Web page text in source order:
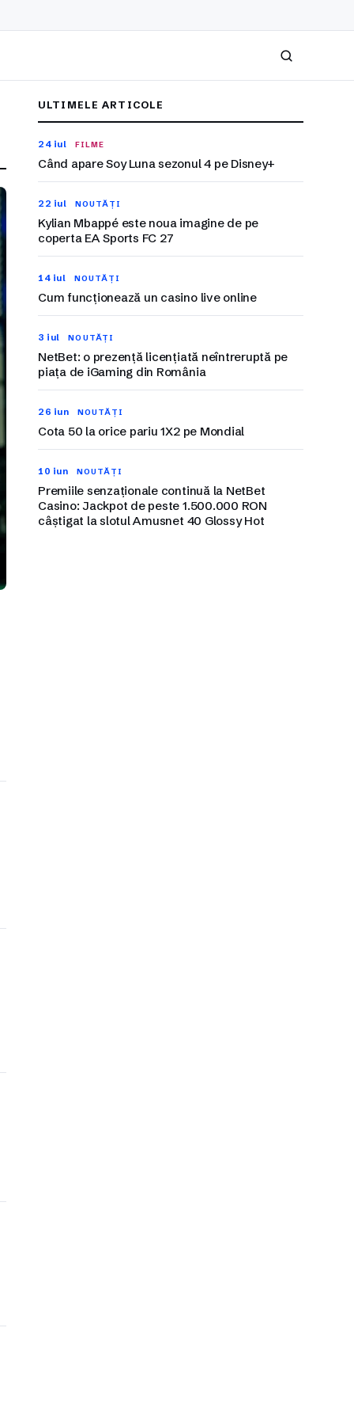
Caută
ULTIMELE ARTICOLE
24 iul FILME
Când apare Soy Luna sezonul 4 pe Disney+
22 iul NOUTĂȚI
Kylian Mbappé este noua imagine de pe
coperta EA Sports FC 27
14 iul NOUTĂȚI
Cum funcționează un casino live online
3 iul NOUTĂȚI
NetBet: o prezență licențiată neîntreruptă pe
piața de iGaming din România
26 iun NOUTĂȚI
Cota 50 la orice pariu 1X2 pe Mondial
10 iun NOUTĂȚI
Premiile senzaționale continuă la NetBet
Casino: Jackpot de peste 1.500.000 RON
câștigat la slotul Amusnet 40 Glossy Hot